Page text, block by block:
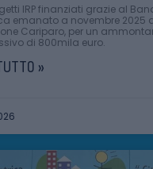
IRP finanziati grazie al
emanato a novembre 2025
Cariparo, per un
di 800mila euro.
»